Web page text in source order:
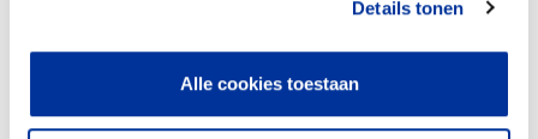
Details tonen
Alle cookies toestaan
bevestiging voor (potentiële) partners,
deelnemers en donateurs.
Op welke manieren dragen jullie uit Erkend